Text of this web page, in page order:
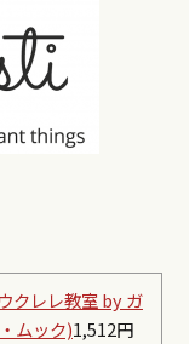
クレレ教室 by ガ
ムック)1,512円